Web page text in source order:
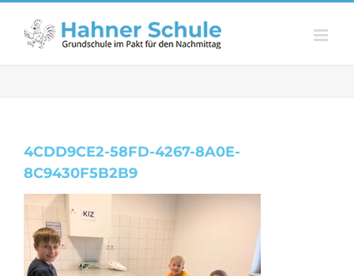
Zum
springen
4CDD9CE2-58FD-4267-8A0E-
8C9430F5B2B9